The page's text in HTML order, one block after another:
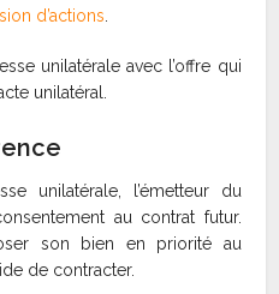
d’actions
unilatérale avec l’offre qui
unilatéral.
unilatérale, l’émetteur du
au contrat futur.
son bien en priorité au
de contracter.